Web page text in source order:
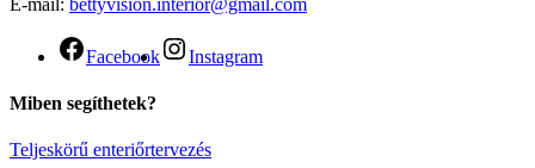
Facebook Instagram
Miben segíthetek?
Teljeskörű enteriőrtervezés